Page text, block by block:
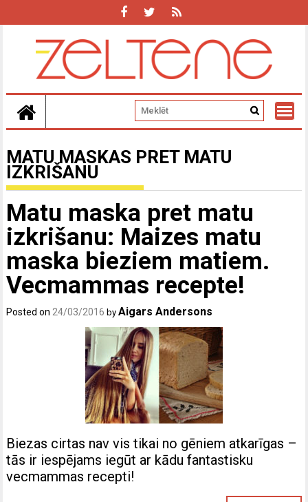
MATU MASKAS PRET MATU
IZKRIŠANU
Matu maska pret matu
izkrišanu: Maizes matu
maska bieziem matiem.
Vecmammas recepte!
Posted on 24/03/2016 byAigars Andersons
Biezas cirtas nav vis tikai no gēniem atkarīgas –
tās ir iespējams iegūt ar kādu fantastisku
vecmammas recepti!